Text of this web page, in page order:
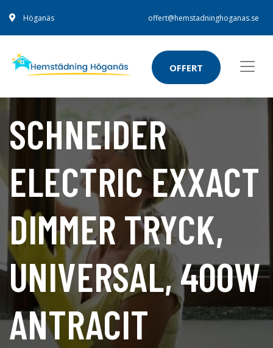
Höganäs offert@hemstadninghoganas.se
OFFERT
SCHNEIDER
ELECTRIC EXXACT
DIMMER TRYCK,
UNIVERSAL, 400W
ANTRACIT